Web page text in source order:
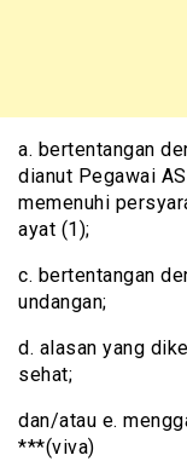
a. bertentangan
dianut Pegawai
memenuhi
ayat (1);
c. bertentangan
undangan;
d. alasan yang
sehat;
dan/atau e.
***(viva)